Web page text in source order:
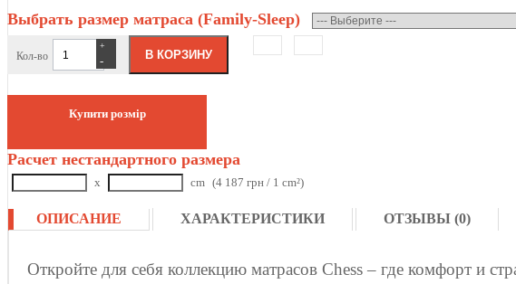
Выбрать размер матраса (Family-Sleep)
Кол-во -
+
Купити розмір
Расчет нестандартного размера
x cm (4 187 грн / 1 cm²)
ОПИСАНИЕ ХАРАКТЕРИСТИКИ ОТЗЫВЫ (0)
Откройте для себя коллекцию матрасов Chess – где комфорт и